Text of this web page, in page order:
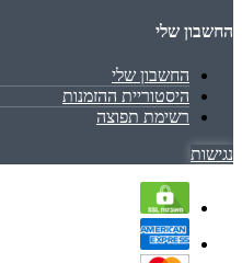
החשבון שלי
החשבון שלי
היסטוריית ההזמנות
רשימת תפוצה
נגישות